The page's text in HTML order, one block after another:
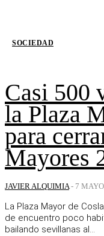
SOCIEDAD
Casi 500
la Plaza
para
Mayores
JAVIER ALQUIMIA - 7
La Plaza Mayor de
de encuentro poco
bailando sevillanas al...